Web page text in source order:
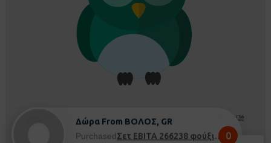
Δώρα From ΒΟΛΟΣ, GR
Purchased
Σετ EBITA 266238 φούξια - 5 ετών 0